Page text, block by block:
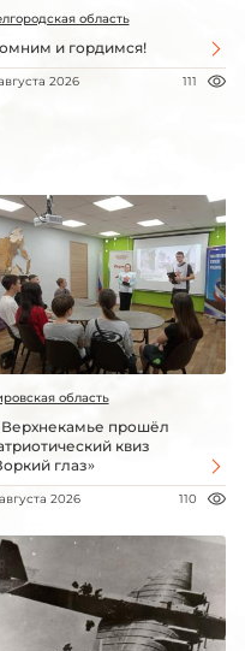
область
и гордимся!
2026 111
область
прошёл
квиз
глаз»
2026 110